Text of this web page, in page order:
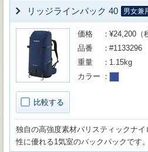
リッジラインパック 40 男女兼
比較する
価格
¥24,200（
品番
#1133296
重量
1.15kg
カラー
独自の高強度素材バリスティックナ
性に優れる1気室のバックパックです。